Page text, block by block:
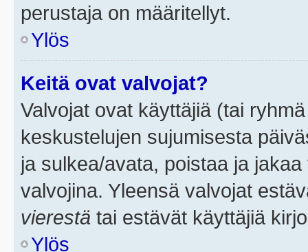
perustaja on määritellyt.
Ylös
Keitä ovat valvojat?
Valvojat ovat käyttäjiä (tai
keskustelujen sujumisesta
ja sulkea/avata, poistaa ja
valvojina. Yleensä valvojat
vierestä tai estävät käyttäjiä
Ylös